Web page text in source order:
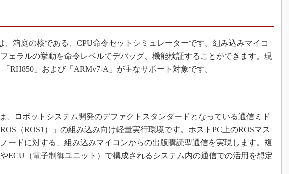
、箱庭の核である、CPU命令セットシミュレーターです。組み込みマイコ
ェラルの挙動を命令レベルでデバッグ、機能検証することができます。現
RH850」および「ARMv7-A」が主なサポート対象です。
、ロボットシステム開発のデファクトスタンダードとなっている通信ミド
（ROS1）」の組み込み向け軽量実行環境です。ホストPC上のROSマス
ードに対する、組み込みマイコンからの出版購読型通信を実現します。複
ECU（電子制御ユニット）で構成されるシステム内の通信での活用を想定